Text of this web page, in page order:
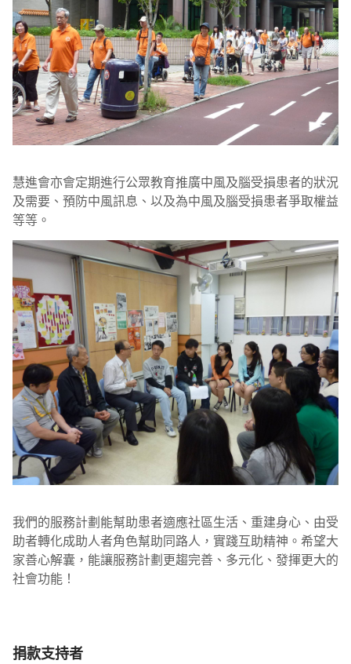
慧進會亦會定期進行公眾教育推廣中風及腦受損患者的狀況
及需要、預防中風訊息、以及為中風及腦受損患者爭取權益
等等。
我們的服務計劃能幫助患者適應社區生活、重建身心、由受
助者轉化成助人者角色幫助同路人，實踐互助精神。希望大
家善心解囊，能讓服務計劃更趨完善、多元化、發揮更大的
社會功能！
捐款支持者